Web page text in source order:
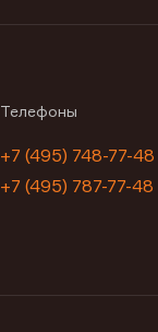
Телефоны
+7 (495) 748-77-48
+7 (495) 787-77-48